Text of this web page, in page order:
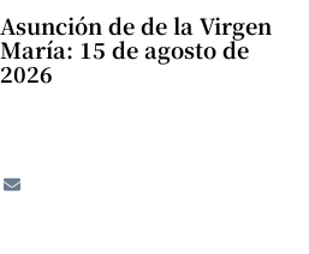
Asunción de de la Virgen
María: 15 de agosto de
2026